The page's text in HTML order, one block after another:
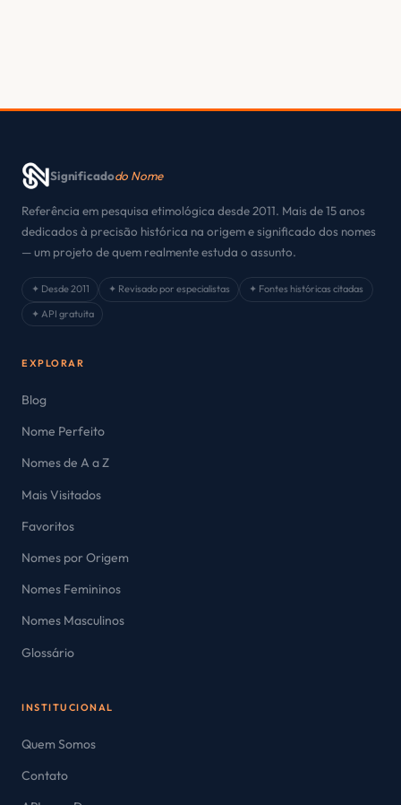
Significadodo Nome
Referência em pesquisa etimológica desde 2011. Mais de 15 anos
dedicados à precisão histórica na origem e significado dos nomes
— um projeto de quem realmente estuda o assunto.
✦ Desde 2011 ✦ Revisado por especialistas
✦ Fontes históricas citadas
✦ API gratuita
EXPLORAR
Blog
Nome Perfeito
Nomes de A a Z
Mais Visitados
Favoritos
Nomes por Origem
Nomes Femininos
Nomes Masculinos
Glossário
INSTITUCIONAL
Quem Somos
Contato